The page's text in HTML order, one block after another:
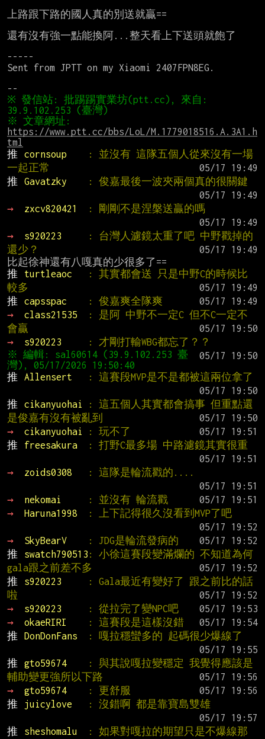
上路跟下路的國人真的別送就贏==
還有沒有強一點能換阿...整天看上下送頭就飽了
-----
Sent from JPTT on my Xiaomi 2407FPN8EG.
※ 發信站: 批踢踢實業坊(ptt.cc), 來自:
https://www.ptt.cc/bbs/LoL/M.1779018516.A.3A1.h
tml
推
cornsoup
: 並沒有 這隊五個人從來沒有一場
一起正常
推
Gavatzky
: 俊嘉最後一波夾兩個真的很關鍵
→
zxcv820421
: 剛剛不是涅槃送贏的嗎
→
s920223
: 台灣人濾鏡太重了吧 中野戳掉的
還少？
推
turtleaoc
: 其實都會送 只是中野C的時候比
較多
推
capsspac : 俊嘉爽全隊爽
→
class21535
: 是阿 中野不一定C 但不C一定不
會贏
→
s920223
: 才剛打輸WBG都忘了？？
※ 編輯: sal60614 (39.9.102.253 臺
推
Allensert
: 這賽段MVP是不是都被這兩位拿了
推
cikanyuohai
: 這五個人其實都會搞事 但重點還
是俊嘉有沒有被亂到
→
cikanyuohai : 玩不了
推
freesakura
: 打野C最多場 中路濾鏡其實很重
→
zoids0308
: 這隊是輪流戳的....
→
nekomai : 並沒有 輪流戳
→
Haruna1998
: 上下記得很久沒看到MVP了吧
→
SkyBearV : JDG是輪流發病的
推
swatch790513 : 小徐這賽段變滿爛的 不知道為何
gala跟之前差不多
推
s920223
: Gala最近有變好了 跟之前比的話
啦
→
s920223 : 從拉完了變NPC吧
→
okaeRIRI : 這賽段是這樣沒錯
推
DonDonFans
: 嘎拉穩蠻多的 起碼很少爆線了
推
gto59674
: 與其說嘎拉變穩定 我覺得應該是
輔助變更強所以下路
→
gto59674 : 更舒服
推
juicylove
: 沒錯啊 都是靠寶島雙雄
推
sheshomalu
: 如果對嘎拉的期望只是不爆線那